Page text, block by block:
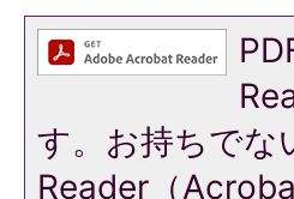
す。お持ちでな
Reader（